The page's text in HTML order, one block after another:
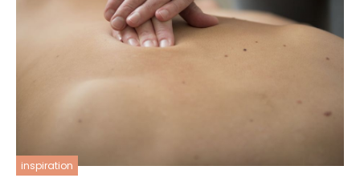
inspiration